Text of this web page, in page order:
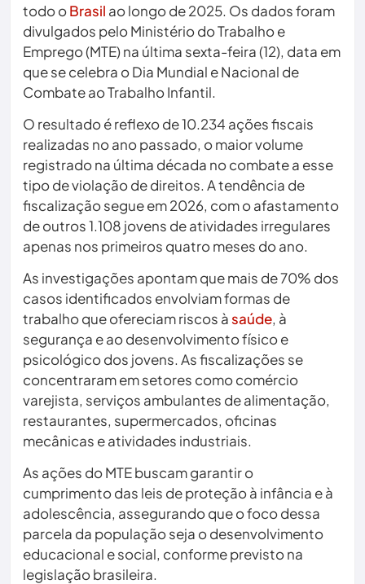
todo oBrasil ao longo de 2025. Os dados foram
divulgados pelo Ministério do Trabalho e
Emprego (MTE) na última sexta-feira (12), data em
que se celebra o Dia Mundial e Nacional de
Combate ao Trabalho Infantil.
O resultado é reflexo de 10.234 ações fiscais
realizadas no ano passado, o maior volume
registrado na última década no combate a esse
tipo de violação de direitos. A tendência de
fiscalização segue em 2026, com o afastamento
de outros 1.108 jovens de atividades irregulares
apenas nos primeiros quatro meses do ano.
As investigações apontam que mais de 70% dos
casos identificados envolviam formas de
trabalho que ofereciam riscos àsaúde, à
segurança e ao desenvolvimento físico e
psicológico dos jovens. As fiscalizações se
concentraram em setores como comércio
varejista, serviços ambulantes de alimentação,
restaurantes, supermercados, oficinas
mecânicas e atividades industriais.
As ações do MTE buscam garantir o
cumprimento das leis de proteção à infância e à
adolescência, assegurando que o foco dessa
parcela da população seja o desenvolvimento
educacional e social, conforme previsto na
legislação brasileira.